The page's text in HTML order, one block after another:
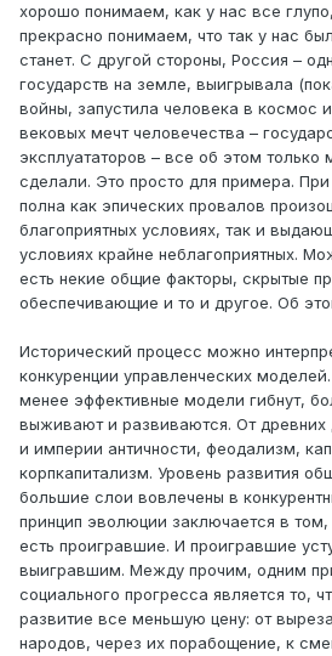
хорошо понимаем, как у нас все
прекрасно понимаем, что так у нас
станет. С другой стороны, Россия –
государств на земле, выигрывала
войны, запустила человека в космос
вековых мечт человечества –
эксплуататоров – все об этом
сделали. Это просто для примера.
полна как эпических провалов
благоприятных условиях, так и
условиях крайне неблагоприятных.
есть некие общие факторы, скрытые
обеспечивающие и то и другое. Об
Исторический процесс можно
конкуренции управленческих
менее эффективные модели гибнут,
выживают и развиваются. От древних
и империи античности, феодализм,
корпкапитализм. Уровень развития
большие слои вовлечены в
принцип эволюции заключается в
есть проигравшие. И проигравшие
выигравшим. Между прочим, одним
социального прогресса является то,
развитие все меньшую цену: от
народов, через их порабощение, к